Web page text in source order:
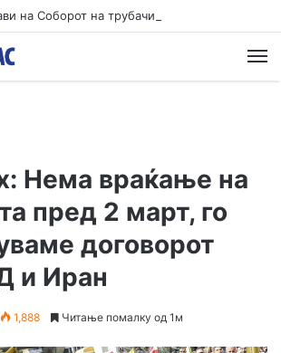
на Соборот на трубачи во српска Гуча
Нема враќање на
пред 2 март, го
договорот
и Иран
1,888 Читање помалку од 1м